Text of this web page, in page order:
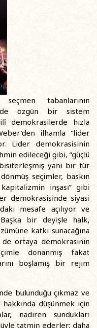
tabanlarının
özgün bir sistem
demokrasilerde hızla
ilhamla “lider
Lider demokrasisinin
edileceği gibi, “güçlü
yani bir tür
seçimler, baskın
inşası” gibi
demokrasisinde siyasi
mesafe açılıyor ve
Başka bir deyişle halk,
katkı sunacağına
ortaya demokrasinin
donanmış fakat
boşlamış bir rejim
bulunduğu çıkmaz ve
hakkında düşünmek için
nadiren sundukları
tatmin ederler; daha